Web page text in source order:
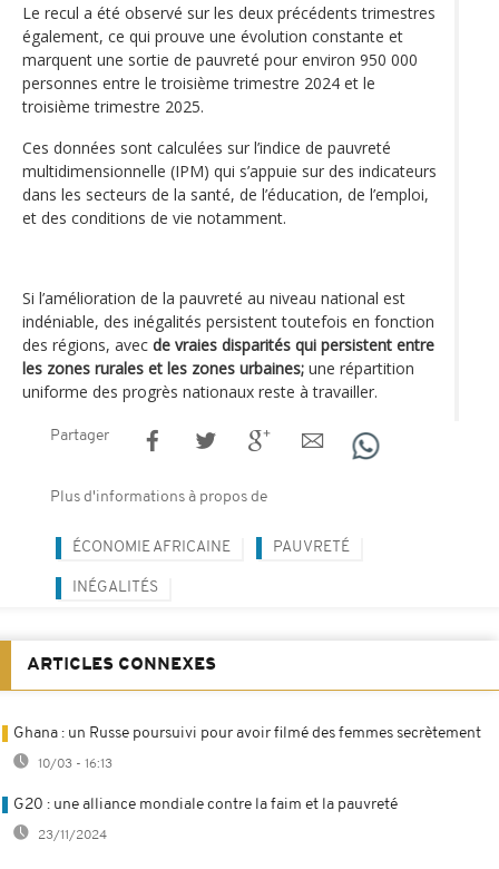
Le recul a été observé sur les deux précédents trimestres
également, ce qui prouve une évolution constante et
marquent une sortie de pauvreté pour environ 950 000
personnes entre le troisième trimestre 2024 et le
troisième trimestre 2025.
Ces données sont calculées sur l’indice de pauvreté
multidimensionnelle (IPM) qui s’appuie sur des indicateurs
dans les secteurs de la santé, de l’éducation, de l’emploi,
et des conditions de vie notamment.
Si l’amélioration de la pauvreté au niveau national est
indéniable, des inégalités persistent toutefois en fonction
des régions, avec de vraies disparités qui persistent entre
les zones rurales et les zones urbaines; une répartition
uniforme des progrès nationaux reste à travailler.
Partager
Plus d'informations à propos de
ÉCONOMIE AFRICAINE PAUVRETÉ
INÉGALITÉS
ARTICLES CONNEXES
Ghana : un Russe poursuivi pour avoir filmé des femmes secrètement
10/03 - 16:13
G20 : une alliance mondiale contre la faim et la pauvreté
23/11/2024